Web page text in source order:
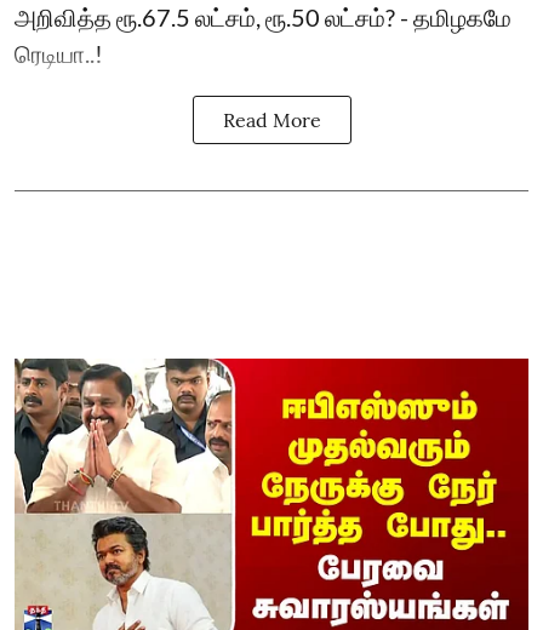
அறிவித்த ரூ.67.5 லட்சம், ரூ.50 லட்சம்? - தமிழகமே
ரெடியா..!
Read More